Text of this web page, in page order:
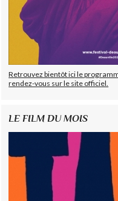
Retrouvez bientôt ici le
rendez-vous sur le site officiel.
LE FILM DU MOIS